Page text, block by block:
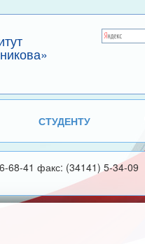
СТУДЕНТУ
68-41 факс: (34141) 5-34-09